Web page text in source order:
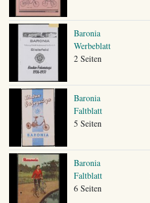
Baronia
Werbeblatt
2 Seiten
Baronia
Faltblatt
5 Seiten
Baronia
Faltblatt
6 Seiten